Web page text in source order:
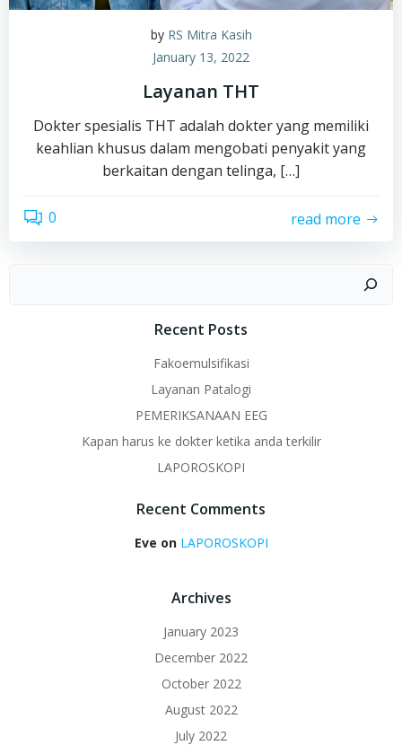
by RS Mitra Kasih
January 13, 2022
Layanan THT
Dokter spesialis THT adalah dokter yang memiliki
keahlian khusus dalam mengobati penyakit yang
berkaitan dengan telinga, […]
0 read more
Recent Posts
Fakoemulsifikasi
Layanan Patalogi
PEMERIKSANAAN EEG
Kapan harus ke dokter ketika anda terkilir
LAPOROSKOPI
Recent Comments
Eve on LAPOROSKOPI
Archives
January 2023
December 2022
October 2022
August 2022
July 2022